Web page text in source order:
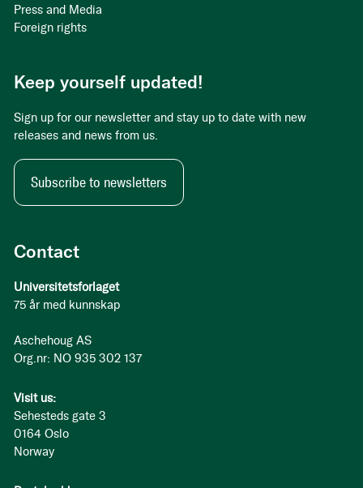
Contact
Universitetsforlaget
75 år med kunnskap
Aschehoug AS
Org.nr: NO 935 302 137
Visit us:
Sehesteds gate 3
0164 Oslo
Norway
Press and Media
Foreign rights
Keep yourself updated!
Sign up for our newsletter and stay up to date with new
releases and news from us.
Subscribe to newsletters